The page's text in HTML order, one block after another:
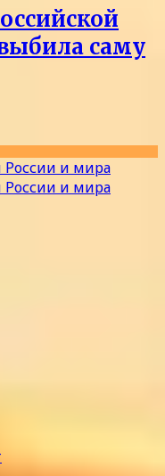
саму